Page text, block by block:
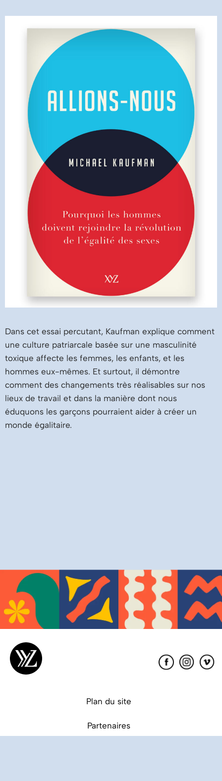
Dans cet essai percutant, Kaufman explique comment
une culture patriarcale basée sur une masculinité
toxique affecte les femmes, les enfants, et les
hommes eux-mêmes. Et surtout, il démontre
comment des changements très réalisables sur nos
lieux de travail et dans la manière dont nous
éduquons les garçons pourraient aider à créer un
monde égalitaire.
Éditions
XYZ
Plan du site
Partenaires